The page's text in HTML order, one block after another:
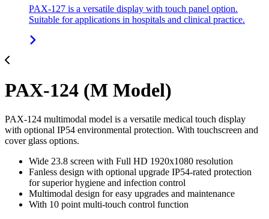
PAX-127 is a versatile display with touch panel option.
Suitable for applications in hospitals and clinical practice.
PAX-124 (M Model)
PAX-124 multimodal model is a versatile medical touch display
with optional IP54 environmental protection. With touchscreen and
cover glass options.
Wide 23.8 screen with Full HD 1920x1080 resolution
Fanless design with optional upgrade IP54-rated protection
for superior hygiene and infection control
Multimodal design for easy upgrades and maintenance
With 10 point multi-touch control function